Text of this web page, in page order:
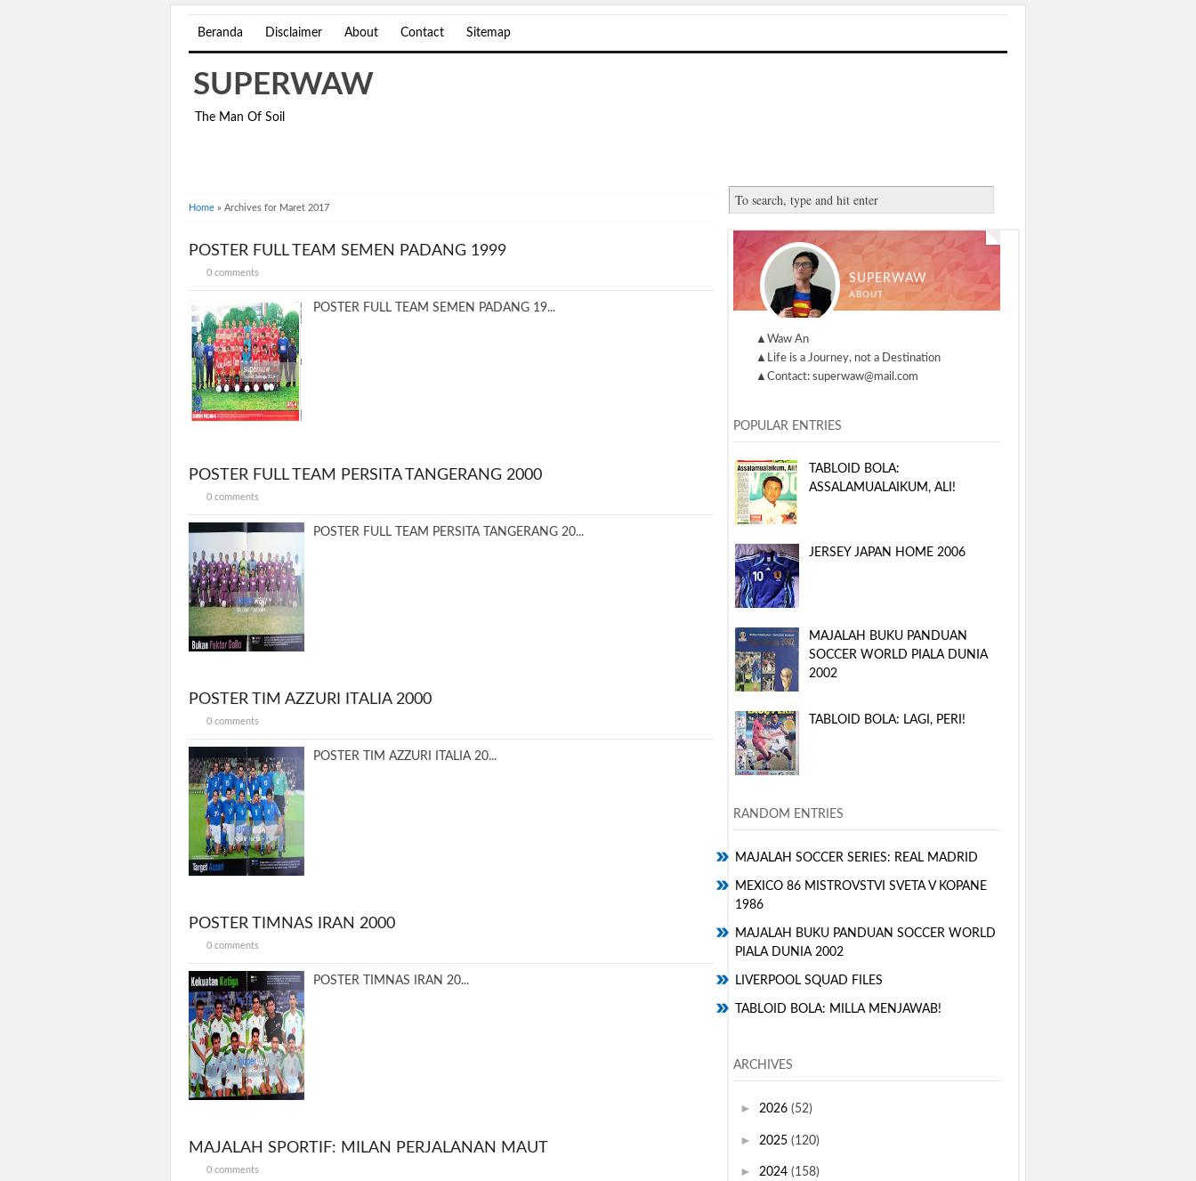
Beranda Disclaimer About Contact Sitemap
SUPERWAW
The Man Of Soil
Home » Archives for Maret 2017
POSTER FULL TEAM SEMEN PADANG 1999
0 comments
POSTER FULL TEAM SEMEN PADANG 19...
POSTER FULL TEAM PERSITA TANGERANG 2000
0 comments
POSTER FULL TEAM PERSITA TANGERANG 20...
POSTER TIM AZZURI ITALIA 2000
0 comments
POSTER TIM AZZURI ITALIA 20...
POSTER TIMNAS IRAN 2000
0 comments
POSTER TIMNAS IRAN 20...
MAJALAH SPORTIF: MILAN PERJALANAN MAUT
0 comments
SUPERWAW
ABOUT
▲Waw An
▲Life is a Journey, not a Destination
▲Contact: superwaw@mail.com
POPULAR ENTRIES
TABLOID BOLA:
ASSALAMUALAIKUM, ALI!
JERSEY JAPAN HOME 2006
MAJALAH BUKU PANDUAN
SOCCER WORLD PIALA DUNIA
2002
TABLOID BOLA: LAGI, PERI!
RANDOM ENTRIES
MAJALAH SOCCER SERIES: REAL MADRID
MEXICO 86 MISTROVSTVI SVETA V KOPANE
1986
MAJALAH BUKU PANDUAN SOCCER WORLD
PIALA DUNIA 2002
LIVERPOOL SQUAD FILES
TABLOID BOLA: MILLA MENJAWAB!
ARCHIVES
► 2026 (52)
► 2025 (120)
► 2024 (158)